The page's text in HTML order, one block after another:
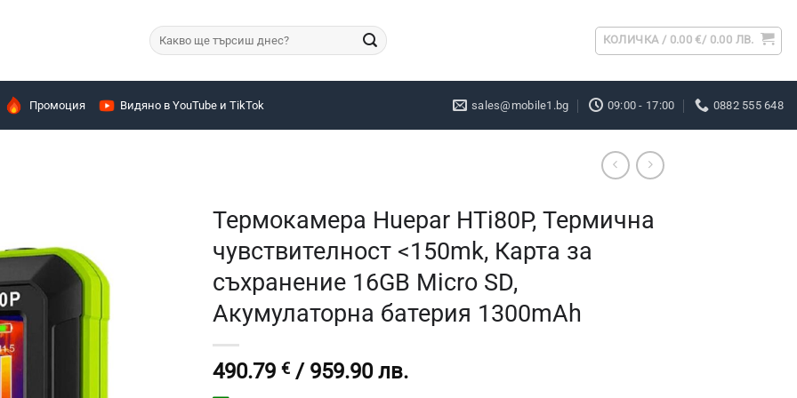
Търсене
за:
КОЛИЧКА / 0.00€/ 0.00 ЛВ.
Промоция Видяно в YouTube и TikTok sales@mobile1.bg 09:00 - 17:00 0882 555 648
Термокамера Huepar HTi80P, Термична
чувствителност <150mk, Карта за
съхранение 16GB Micro SD,
Акумулаторна батерия 1300mAh
490.79 € / 959.90 лв.